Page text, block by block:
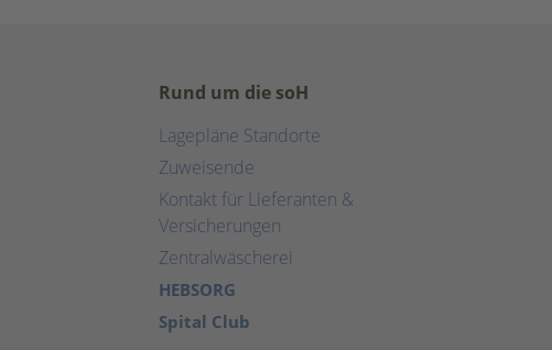
Rund um die soH
Lagepläne Standorte
Zuweisende
Kontakt für Lieferanten &
Versicherungen
Zentralwäscherei
HEBSORG
Spital Club